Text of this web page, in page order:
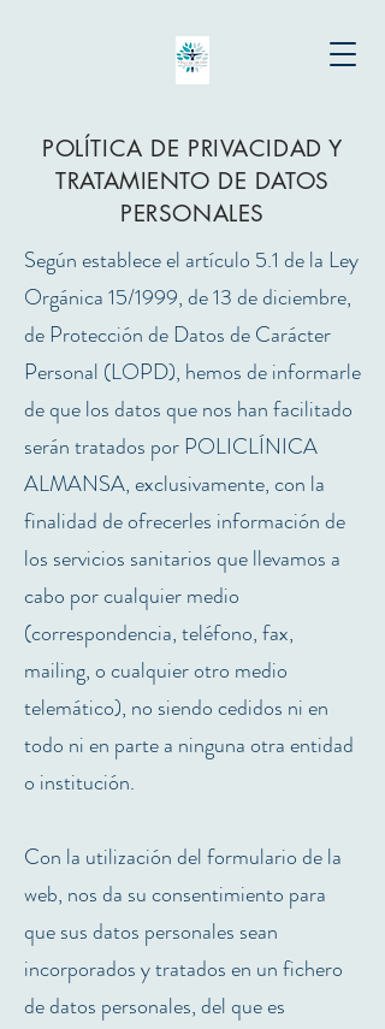
POLÍTICA DE PRIVACIDAD Y
TRATAMIENTO DE DATOS
PERSONALES
Según establece el artículo 5.1 de la Ley
Orgánica 15/1999, de 13 de diciembre,
de Protección de Datos de Carácter
Personal (LOPD), hemos de informarle
de que los datos que nos han facilitado
serán tratados por POLICLÍNICA
ALMANSA, exclusivamente, con la
finalidad de ofrecerles información de
los servicios sanitarios que llevamos a
cabo por cualquier medio
(correspondencia, teléfono, fax,
mailing, o cualquier otro medio
telemático), no siendo cedidos ni en
todo ni en parte a ninguna otra entidad
o institución.
Con la utilización del formulario de la
web, nos da su consentimiento para
que sus datos personales sean
incorporados y tratados en un fichero
de datos personales, del que es